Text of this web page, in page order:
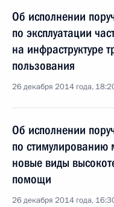
Об исполнении
по эксплуатации
на инфраструктуре
пользования
26 декабря 2014 года,
Об исполнении
по стимулированию
новые виды
помощи
26 декабря 2014 года,